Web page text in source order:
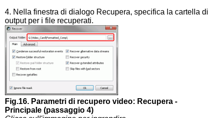
4. Nella finestra di dialogo Recupera, specifica la cartella di
output per i file recuperati.
Fig.16. Parametri di recupero video: Recupera -
Principale (passaggio 4)